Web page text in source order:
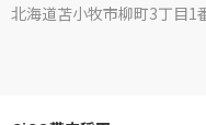
北海道苫小牧市柳町3丁目1